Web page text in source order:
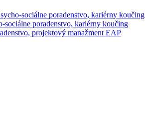
sociálne poradenstvo, kariérny koučing
sociálne poradenstvo, kariérny koučing
projektový manažment EAP